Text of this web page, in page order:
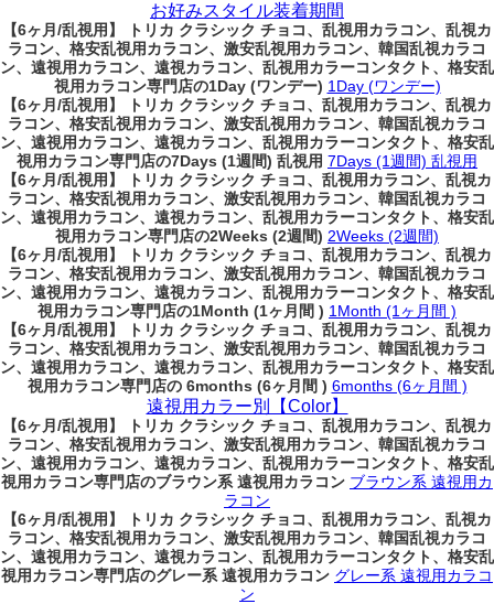
お好みスタイル装着期間
【6ヶ月/乱視用】 トリカ クラシック チョコ、乱視用カラコン、乱視カ
ラコン、格安乱視用カラコン、激安乱視用カラコン、韓国乱視カラコ
ン、遠視用カラコン、遠視カラコン、乱視用カラーコンタクト、格安乱
視用カラコン専門店の1Day (ワンデー) 1Day (ワンデー)
【6ヶ月/乱視用】 トリカ クラシック チョコ、乱視用カラコン、乱視カ
ラコン、格安乱視用カラコン、激安乱視用カラコン、韓国乱視カラコ
ン、遠視用カラコン、遠視カラコン、乱視用カラーコンタクト、格安乱
視用カラコン専門店の7Days (1週間) 乱視用 7Days (1週間) 乱視用
【6ヶ月/乱視用】 トリカ クラシック チョコ、乱視用カラコン、乱視カ
ラコン、格安乱視用カラコン、激安乱視用カラコン、韓国乱視カラコ
ン、遠視用カラコン、遠視カラコン、乱視用カラーコンタクト、格安乱
視用カラコン専門店の2Weeks (2週間) 2Weeks (2週間)
【6ヶ月/乱視用】 トリカ クラシック チョコ、乱視用カラコン、乱視カ
ラコン、格安乱視用カラコン、激安乱視用カラコン、韓国乱視カラコ
ン、遠視用カラコン、遠視カラコン、乱視用カラーコンタクト、格安乱
視用カラコン専門店の1Month (1ヶ月間 ) 1Month (1ヶ月間 )
【6ヶ月/乱視用】 トリカ クラシック チョコ、乱視用カラコン、乱視カ
ラコン、格安乱視用カラコン、激安乱視用カラコン、韓国乱視カラコ
ン、遠視用カラコン、遠視カラコン、乱視用カラーコンタクト、格安乱
視用カラコン専門店の 6months (6ヶ月間 ) 6months (6ヶ月間 )
遠視用カラー別【Color】
【6ヶ月/乱視用】 トリカ クラシック チョコ、乱視用カラコン、乱視カ
ラコン、格安乱視用カラコン、激安乱視用カラコン、韓国乱視カラコ
ン、遠視用カラコン、遠視カラコン、乱視用カラーコンタクト、格安乱
視用カラコン専門店のブラウン系 遠視用カラコン ブラウン系 遠視用カ
ラコン
【6ヶ月/乱視用】 トリカ クラシック チョコ、乱視用カラコン、乱視カ
ラコン、格安乱視用カラコン、激安乱視用カラコン、韓国乱視カラコ
ン、遠視用カラコン、遠視カラコン、乱視用カラーコンタクト、格安乱
視用カラコン専門店のグレー系 遠視用カラコン グレー系 遠視用カラコ
ン